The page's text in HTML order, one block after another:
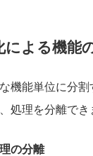
による機能
機能単位に分
処理を分離でき
の分離